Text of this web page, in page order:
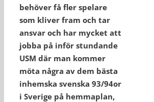
behöver få fler spelare
som kliver fram och tar
ansvar och har mycket att
jobba på inför stundande
USM där man kommer
möta några av dem bästa
inhemska svenska 93/94or
i Sverige på hemmaplan,